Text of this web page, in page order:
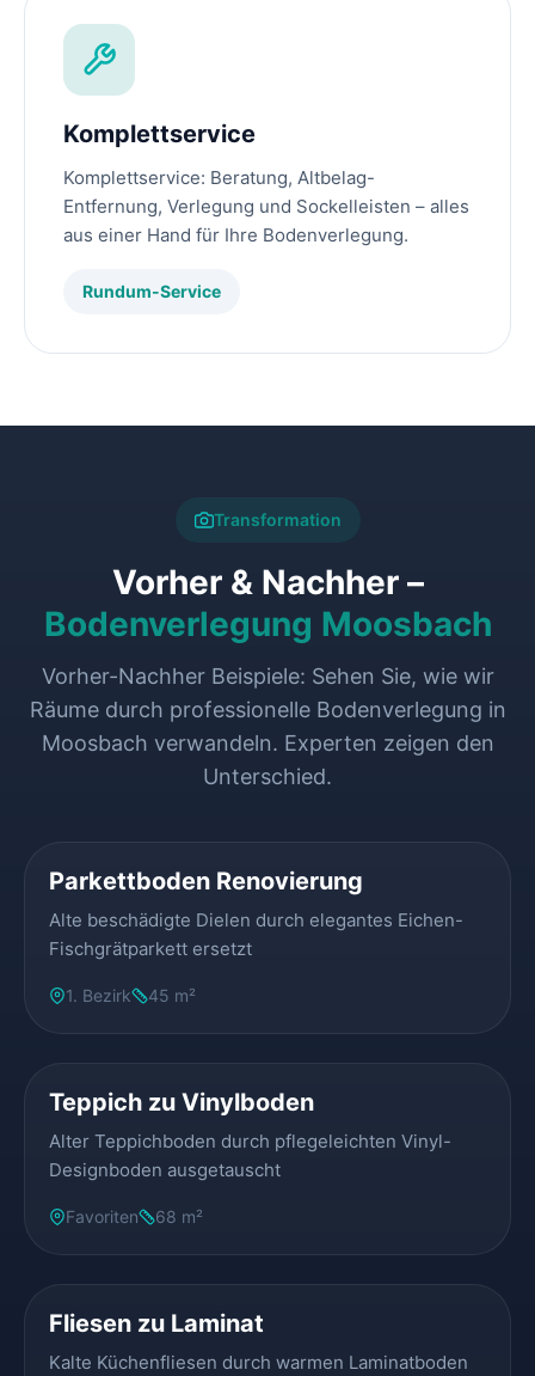
Komplettservice
Komplettservice: Beratung, Altbelag-
Entfernung, Verlegung und Sockelleisten – alles
aus einer Hand für Ihre Bodenverlegung.
Rundum-Service
Transformation
Vorher & Nachher –
Bodenverlegung Moosbach
Vorher-Nachher Beispiele: Sehen Sie, wie wir
Räume durch professionelle Bodenverlegung in
Moosbach verwandeln. Experten zeigen den
Unterschied.
Parkettboden Renovierung
Alte beschädigte Dielen durch elegantes Eichen-
Fischgrätparkett ersetzt
1. Bezirk 45 m²
Teppich zu Vinylboden
Alter Teppichboden durch pflegeleichten Vinyl-
Designboden ausgetauscht
Favoriten 68 m²
Fliesen zu Laminat
Kalte Küchenfliesen durch warmen Laminatboden